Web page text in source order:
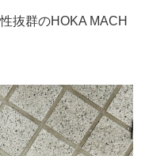
抜群のHOKA MACH